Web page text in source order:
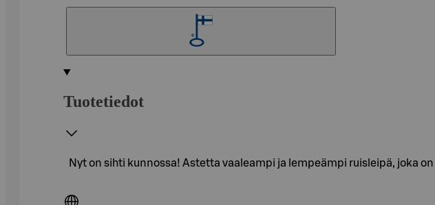
Tuotetiedot
Nyt on sihti kunnossa! Astetta vaaleampi ja lempeämpi ruisleipä, joka